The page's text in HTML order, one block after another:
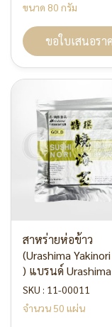
ขนาด 80 กรัม
ขอใบเสนอรา
สาหร่ายห่อข้าว
(Urashima
) แบรนด์
SKU : 11-00011
จำนวน 50 แผ่น